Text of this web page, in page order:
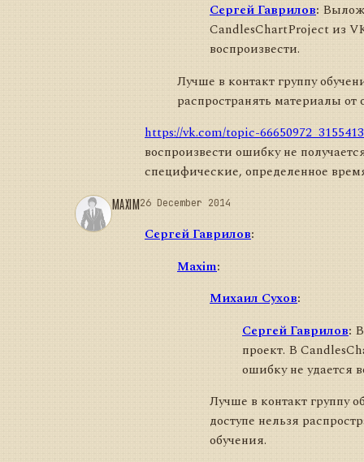
Сергей Гаврилов:
CandlesChartProject из
воспроизвести.
Лучше в контакт группу
распространять материалы от
https://vk.com/topic-
воспроизвести ошибку не
специфические, определенное
MAXIM26 December 2014
Сергей Гаврилов:
Maxim:
Михаил Сухов:
Сергей Гаврилов:
проект. В
ошибку не удается
Лучше в контакт группу
доступе нельзя
обучения.